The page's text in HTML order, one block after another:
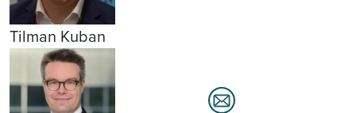
Tilman Kuban